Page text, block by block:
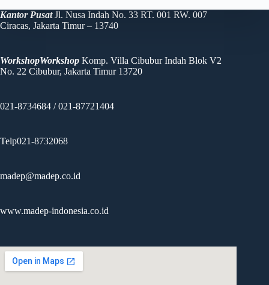
Kantor PusatJl. Nusa Indah No. 33 RT. 001 RW. 007
Ciracas, Jakarta Timur – 13740
WorkshopWorkshop Komp. Villa Cibubur Indah Blok V2
No. 22 Cibubur, Jakarta Timur 13720
021-8734684 / 021-87721404
Telp021-8732068
madep@madep.co.id
www.madep-indonesia.co.id